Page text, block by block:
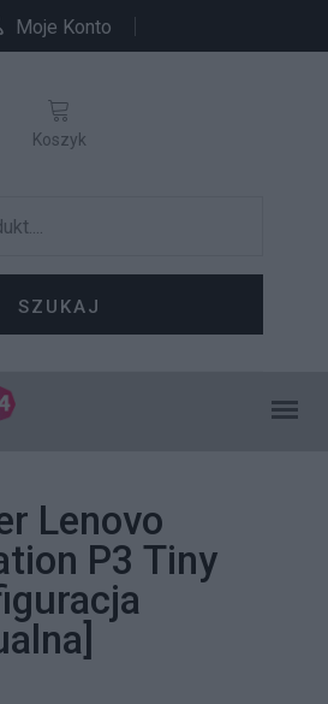
Moje Konto
SZUKAJ
Koszyk
Lenovo
P3 Tiny